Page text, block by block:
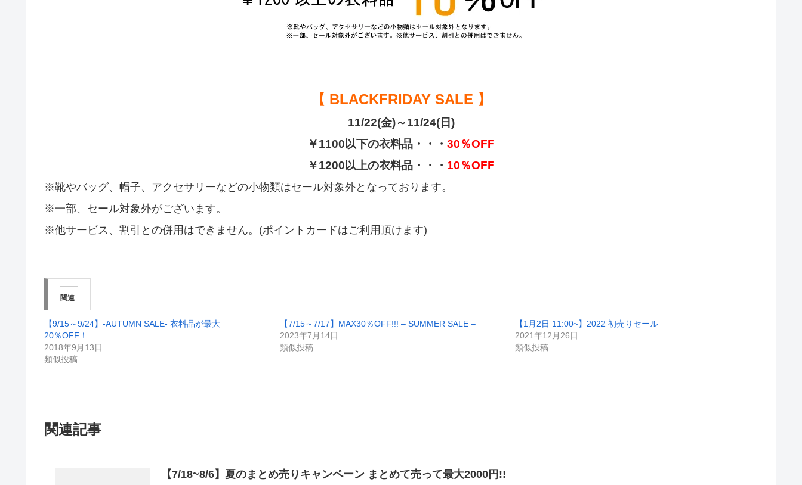
【 BLACKFRIDAY SALE 】
11/22(金)～11/24(日)
￥1100以下の衣料品・・・ 30％OFF
￥1200以上の衣料品・・・ 10％OFF
※靴やバッグ、帽子、アクセサリーなどの小物類はセール対象外となっております。
※一部、セール対象外がございます。
※他サービス、割引との併用はできません。(ポイントカードはご利用頂けます)
関連
【9/15～9/24】-AUTUMN SALE- 衣料品が最大
20％OFF！
2018年9月13日
類似投稿
【7/15～7/17】MAX30％OFF!!! – SUMMER SALE –
2023年7月14日
類似投稿
【1月2日 11:00~】2022 初売りセール
2021年12月26日
類似投稿
関連記事
【7/18~8/6】夏のまとめ売りキャンペーン まとめて売って最大2000円!!